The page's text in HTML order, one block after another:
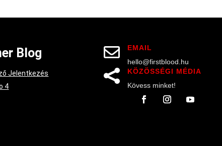
Blog
Jelentkezés
4

EMAIL
hello@firstblood.hu

KÖZÖSSÉGI MÉDIA
Kövess minket!